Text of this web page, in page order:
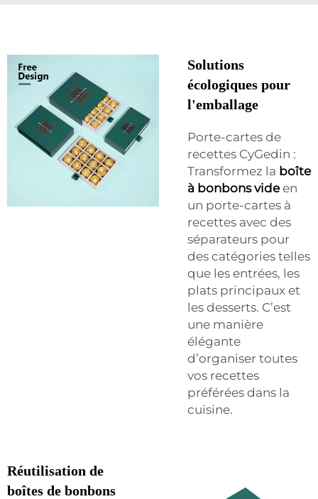
Solutions
écologiques pour
l'emballage
Porte-cartes de
recettes CyGedin :
Transformez la boîte
à bonbons videen
un porte-cartes à
recettes avec des
séparateurs pour
des catégories telles
que les entrées, les
plats principaux et
les desserts. C’est
une manière
élégante
d’organiser toutes
vos recettes
préférées dans la
cuisine.
Réutilisation de
boîtes de bonbons